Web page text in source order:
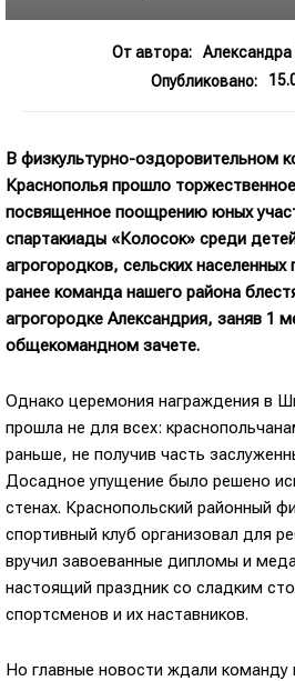
От автора:
Александра
Опубликовано:
В физкультурно-оздоровительном
Краснополья прошло
посвященное поощрению юных
спартакиады «Колосок» среди
агрогородков, сельских
ранее команда нашего района
агрогородке Александрия, заняв 1
общекомандном зачете.
Однако церемония награждения в
прошла не для всех:
раньше, не получив часть
Досадное упущение было решено
стенах. Краснопольский районный
спортивный клуб организовал для
вручил завоеванные дипломы и
настоящий праздник со сладким
спортсменов и их наставников.
Но главные новости ждали команду